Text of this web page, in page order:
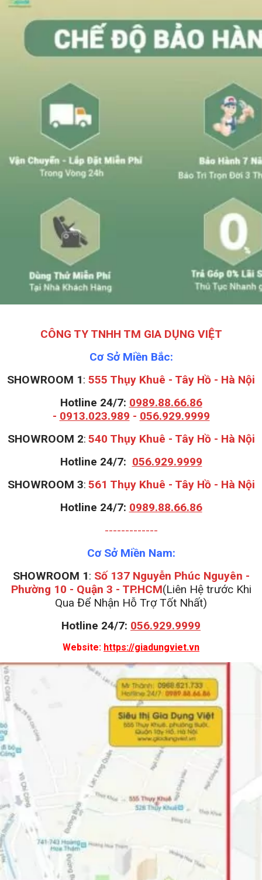
CÔNG TY TNHH TM GIA DỤNG VIỆT
Cơ Sở Miền Bắc:
SHOWROOM 1: 555 Thụy Khuê - Tây Hồ - Hà Nội
Hotline 24/7: 0989.88.66.86
- 0913.023.989 - 056.929.9999
SHOWROOM 2: 540 Thụy Khuê - Tây Hồ - Hà Nội
Hotline 24/7: 056.929.9999
SHOWROOM 3: 561 Thụy Khuê - Tây Hồ - Hà Nội
Hotline 24/7: 0989.88.66.86
-------------
Cơ Sở Miền Nam:
SHOWROOM 1: Số 137 Nguyễn Phúc Nguyên -
Phường 10 - Quận 3 - TP.HCM(Liên Hệ trước Khi
Qua Để Nhận Hỗ Trợ Tốt Nhất)
Hotline 24/7: 056.929.9999
Website: https://giadungviet.vn